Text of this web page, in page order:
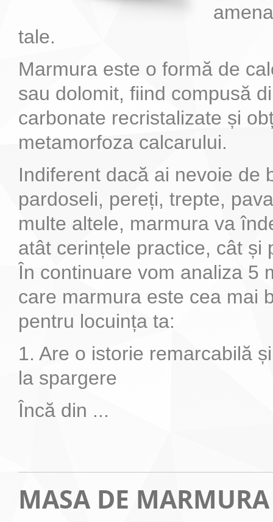
tale.
Marmura este o formă de
sau dolomit, fiind compusă
carbonate recristalizate și
metamorfoza calcarului.
Indiferent dacă ai nevoie de
pardoseli, pereți, trepte,
multe altele, marmura va
atât cerințele practice, cât și
În continuare vom analiza 5
care marmura este cea mai
pentru locuința ta:
1. Are o istorie remarcabilă
la spargere
Încă din ...
MASA DE MARMURA